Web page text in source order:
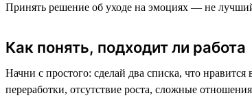
Принять решение об уходе на эмоциях — не
Как понять, подходит ли работа
Начни с простого: сделай два списка, что
переработки, отсутствие роста, сложные